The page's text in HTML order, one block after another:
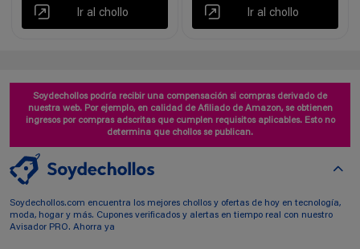
Ir al chollo Ir al chollo
Soydechollos podría recibir una compensación si compras derivado de
nuestra web. Por ejemplo, en calidad de Afiliado de Amazon, se obtienen
ingresos por compras adscritas que cumplen requisitos aplicables. Esto no
determina que chollos se publican.
Soydechollos.com encuentra los mejores chollos y ofertas de hoy en tecnología,
moda, hogar y más. Cupones verificados y alertas en tiempo real con nuestro
Avisador PRO. Ahorra ya